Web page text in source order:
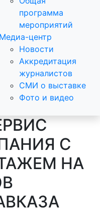
программа
мероприятий
Медиа-центр
Новости
Аккредитация
журналистов
СМИ о выставке
Фото и видео
С
НА